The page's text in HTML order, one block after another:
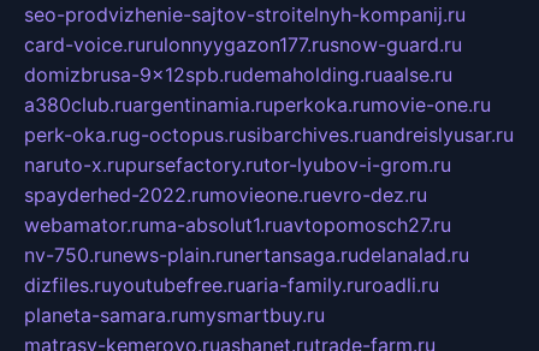
seo-prodvizhenie-sajtov-stroitelnyh-kompanij.ru
card-voice.rurulonnyygazon177.rusnow-guard.ru
domizbrusa-9x12spb.rudemaholding.ruaalse.ru
a380club.ruargentinamia.ruperkoka.rumovie-one.ru
perk-oka.rug-octopus.rusibarchives.ruandreislyusar.ru
naruto-x.rupursefactory.rutor-lyubov-i-grom.ru
spayderhed-2022.rumovieone.ruevro-dez.ru
webamator.ruma-absolut1.ruavtopomosch27.ru
nv-750.runews-plain.runertansaga.rudelanalad.ru
dizfiles.ruyoutubefree.ruaria-family.ruroadli.ru
planeta-samara.rumysmartbuy.ru
matrasy-kemerovo.ruashanet.rutrade-farm.ru